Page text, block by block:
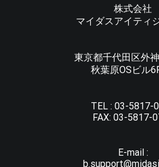
株式会社
マイダスアイティ
東京都千代田区外
秋葉原OSビル
TEL : 03-5817-
FAX: 03-5817-
E-mail :